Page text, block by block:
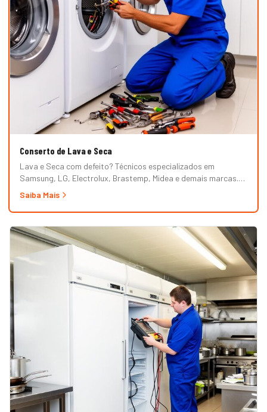
Conserto de Lava e Seca
Lava e Seca com defeito? Técnicos especializados em
Samsung, LG, Electrolux, Brastemp, Midea e demais marcas.
Erros de painel, não centrifuga, não seca, vazamento e mais.
Saiba Mais